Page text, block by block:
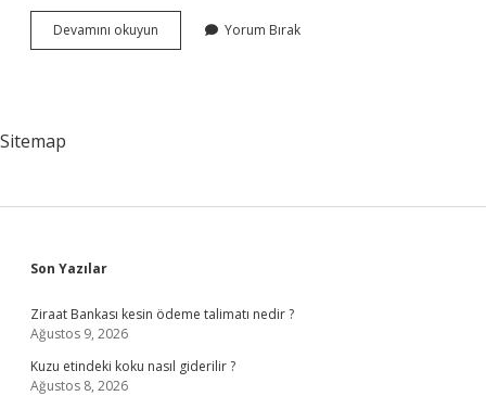
Devamını okuyun
Alev
Yorum Bırak
Sitemap
Sidebar
Son Yazılar
Ziraat Bankası kesin ödeme talimatı nedir ?
Ağustos 9, 2026
Kuzu etindeki koku nasıl giderilir ?
Ağustos 8, 2026